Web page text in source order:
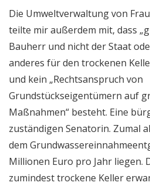
Die Umweltverwaltung von
teilte mir außerdem mit, dass
Bauherr und nicht der Staat
anderes für den trockenen
und kein „Rechtsanspruch von
Grundstückseigentümern auf
Maßnahmen“ besteht. Eine
zuständigen Senatorin. Zumal
dem
Millionen Euro pro Jahr liegen.
zumindest trockene Keller